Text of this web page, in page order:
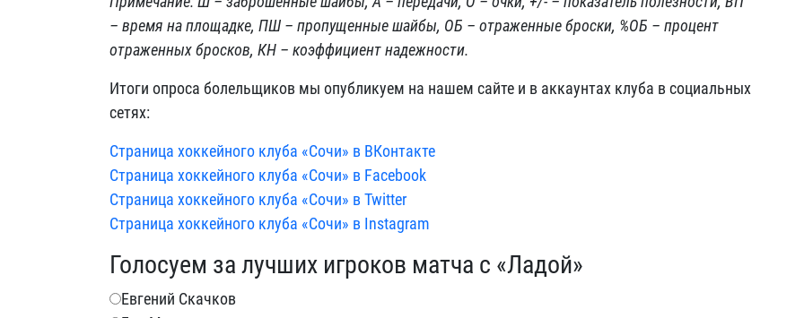
– время на площадке, ПШ – пропущенные шайбы, ОБ – отраженные броски, %ОБ – процент
отраженных бросков, КН – коэффициент надежности.
Итоги опроса болельщиков мы опубликуем на нашем сайте и в аккаунтах клуба в социальных
сетях:
Страница хоккейного клуба «Сочи» в ВКонтакте
Страница хоккейного клуба «Сочи» в Facebook
Страница хоккейного клуба «Сочи» в Twitter
Страница хоккейного клуба «Сочи» в Instagram
Голосуем за лучших игроков матча с «Ладой»
Евгений Скачков